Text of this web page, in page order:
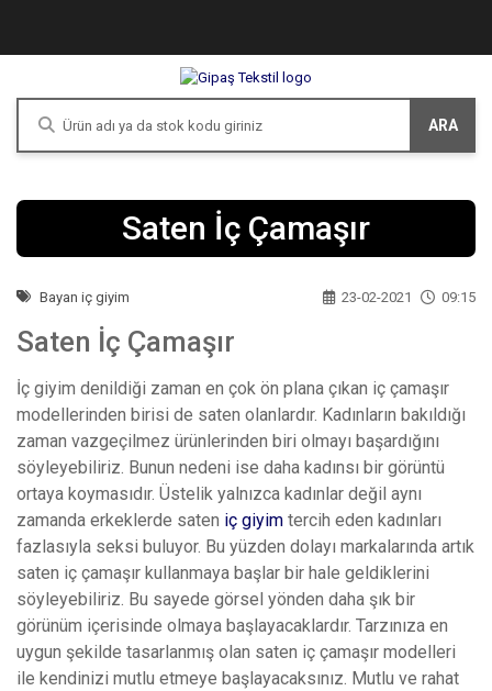
ARA
Saten İç Çamaşır
Bayan iç giyim 23-02-2021 09:15
Saten İç Çamaşır
İç giyim denildiği zaman en çok ön plana çıkan iç çamaşır
modellerinden birisi de saten olanlardır. Kadınların bakıldığı
zaman vazgeçilmez ürünlerinden biri olmayı başardığını
söyleyebiliriz. Bunun nedeni ise daha kadınsı bir görüntü
ortaya koymasıdır. Üstelik yalnızca kadınlar değil aynı
zamanda erkeklerde saten iç giyim tercih eden kadınları
fazlasıyla seksi buluyor. Bu yüzden dolayı markalarında artık
saten iç çamaşır kullanmaya başlar bir hale geldiklerini
söyleyebiliriz. Bu sayede görsel yönden daha şık bir
görünüm içerisinde olmaya başlayacaklardır. Tarzınıza en
uygun şekilde tasarlanmış olan saten iç çamaşır modelleri
ile kendinizi mutlu etmeye başlayacaksınız. Mutlu ve rahat